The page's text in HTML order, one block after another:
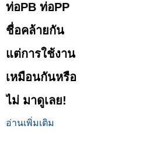
ท่อPB ท่อPP
ชื่อคล้ายกัน
แต่การใช้งาน
เหมือนกันหรือ
ไม่ มาดูเลย!
อ่านเพิ่มเติม